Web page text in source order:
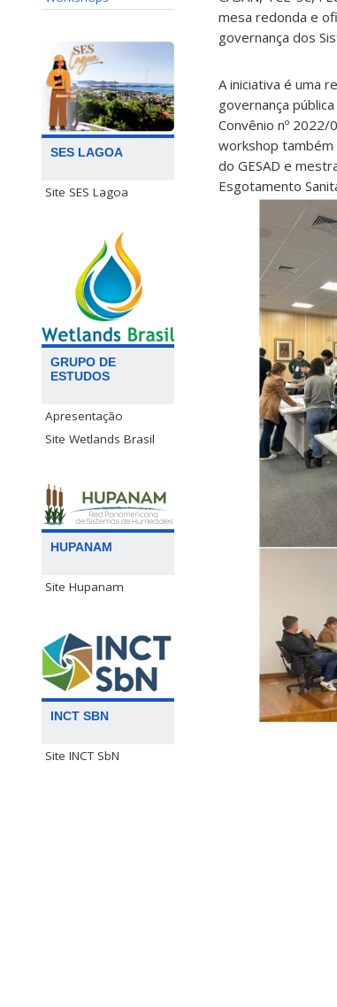
SES LAGOA
Site SES Lagoa
GRUPO DE
ESTUDOS
Apresentação
Site Wetlands Brasil
HUPANAM
Site Hupanam
INCT SBN
Site INCT SbN
mesa redonda e
governança dos
A iniciativa é uma
governança pública
Convênio nº 2022/
workshop também
do GESAD e
Esgotamento